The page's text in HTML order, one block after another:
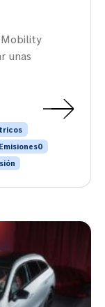
Mobility
unas
Emisiones0